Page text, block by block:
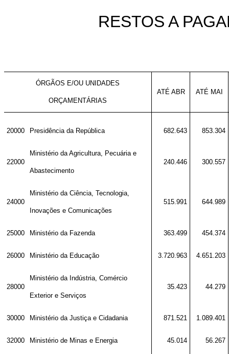
RESTOS A
ÓRGÃOS E/OU UNIDADES
ORÇAMENTÁRIAS
ATÉ ABR ATÉ MAI
20000 Presidência da República 682.643 853.304
22000
Ministério da Agricultura, Pecuária e
Abastecimento
240.446 300.557
24000
Ministério da Ciência, Tecnologia,
Inovações e Comunicações
515.991 644.989
25000 Ministério da Fazenda 363.499 454.374
26000 Ministério da Educação 3.720.963 4.651.203
28000
Ministério da Indústria, Comércio
Exterior e Serviços
35.423 44.279
30000 Ministério da Justiça e Cidadania 871.521 1.089.401
32000 Ministério de Minas e Energia 45.014 56.267